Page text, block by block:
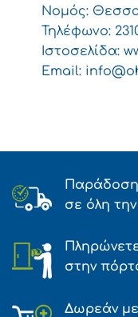
Νομός:
Τηλέφωνο:
Ιστοσελίδα:
Email:
σε όλη
στην
Δωρεάν